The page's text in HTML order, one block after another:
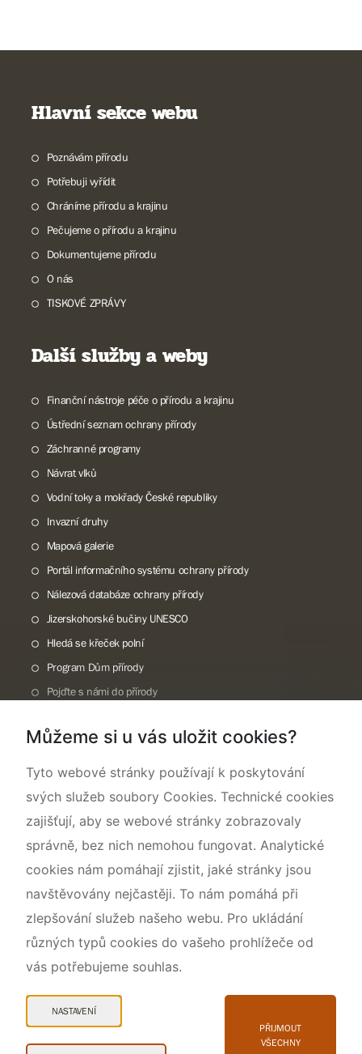
Hlavní sekce webu
Poznávám přírodu
Potřebuji vyřídit
Chráníme přírodu a krajinu
Pečujeme o přírodu a krajinu
Dokumentujeme přírodu
O nás
TISKOVÉ ZPRÁVY
Další služby a weby
Finanční nástroje péče o přírodu a krajinu
Ústřední seznam ochrany přírody
Záchranné programy
Návrat vlků
Vodní toky a mokřady České republiky
Invazní druhy
Mapová galerie
Portál informačního systému ochrany přírody
Nálezová databáze ochrany přírody
Jizerskohorské bučiny UNESCO
Hledá se křeček polní
Program Dům přírody
Pojďte s námi do přírody
Rok CHKO pod záštitou České komise pro UNESCO
Snadné čtení
Můžeme si u vás uložit cookies?
Tyto webové stránky používají k poskytování
svých služeb soubory Cookies. Technické cookies
zajišťují, aby se webové stránky zobrazovaly
správně, bez nich nemohou fungovat. Analytické
cookies nám pomáhají zjistit, jaké stránky jsou
navštěvovány nejčastěji. To nám pomáhá při
zlepšování služeb našeho webu. Pro ukládání
různých typů cookies do vašeho prohlížeče od
vás potřebujeme souhlas.
NASTAVENÍ
PŘIJMOUT
VŠECHNY